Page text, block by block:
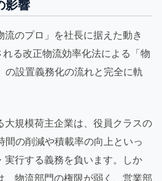
影響
流のプロ」を社長に据えた動き
る改正物流効率化法による「物
の設置義務化の流れと完全に軌
大規模荷主企業は、役員クラスの
間の削減や積載率の向上といっ
実行する義務を負います。しか
、物流部門の権限が弱く、営業部